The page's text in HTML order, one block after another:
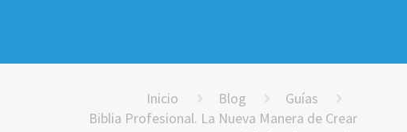
Inicio Blog
Guías
Biblia Profesional. La Nueva Manera de Crear